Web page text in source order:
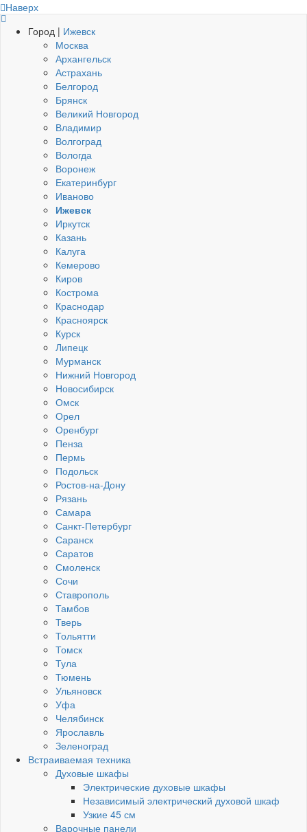
Наверх
Город | Ижевск
Москва
Архангельск
Астрахань
Белгород
Брянск
Великий Новгород
Владимир
Волгоград
Вологда
Воронеж
Екатеринбург
Иваново
Ижевск
Иркутск
Казань
Калуга
Кемерово
Киров
Кострома
Краснодар
Красноярск
Курск
Липецк
Мурманск
Нижний Новгород
Новосибирск
Омск
Орел
Оренбург
Пенза
Пермь
Подольск
Ростов-на-Дону
Рязань
Самара
Санкт-Петербург
Саранск
Саратов
Смоленск
Сочи
Ставрополь
Тамбов
Тверь
Тольятти
Томск
Тула
Тюмень
Ульяновск
Уфа
Челябинск
Ярославль
Зеленоград
Встраиваемая техника
Духовые шкафы
Электрические духовые шкафы
Независимый электрический духовой шкаф
Узкие 45 см
Варочные панели